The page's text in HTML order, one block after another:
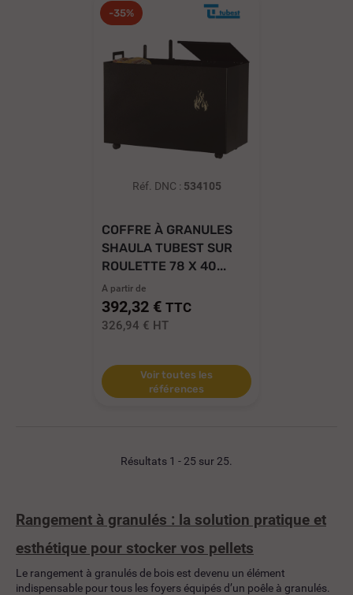
-35%
Réf. DNC : 534105
COFFRE À GRANULES
SHAULA TUBEST SUR
ROULETTE 78 X 40...
A partir de
392,32 € TTC
326,94 € HT
Voir toutes les
références
Résultats 1 - 25 sur 25.
Rangement à granulés : la solution pratique et
esthétique pour stocker vos pellets
Le rangement à granulés de bois est devenu un élément
indispensable pour tous les foyers équipés d’un poêle à granulés.